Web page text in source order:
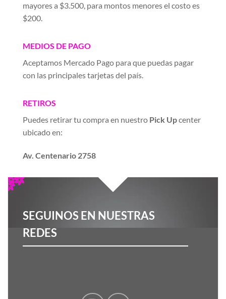
mayores a $3.500, para montos menores el costo es
$200.
MEDIOS DE PAGO
Aceptamos Mercado Pago para que puedas pagar
con las principales tarjetas del país.
RETIROS
Puedes retirar tu compra en nuestro Pick Upcenter
ubicado en:
Av. Centenario 2758
SEGUINOS EN NUESTRAS
REDES